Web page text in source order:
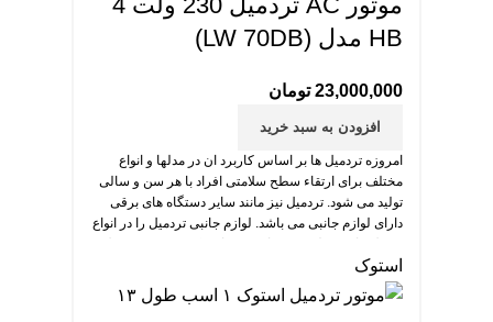
HB مدل (LW 70DB)
23,000,000 تومان
افزودن به سبد خرید
امروزه تردمیل ها بر اساس کاربرد ان در مدلها و انواع
مختلف برای ارتقاء سطح سلامتی افراد با هر سن و سالی
تولید می شود. تردمیل نیز مانند سایر دستگاه های برقی
دارای لوازم جانبی می باشد. لوازم جانبی تردمیل را در انواع
مهم ترین بخش تردمیل است.
استوک